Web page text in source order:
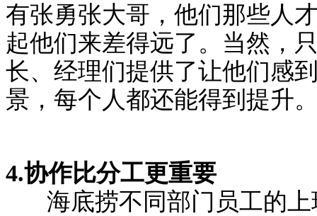
有张勇张大哥，他们那些人
起他们来差得远了。当然，
长、经理们提供了让他们感
景，每个人都还能得到提升
4.协作比分工更重要
海底捞不同部门员工的